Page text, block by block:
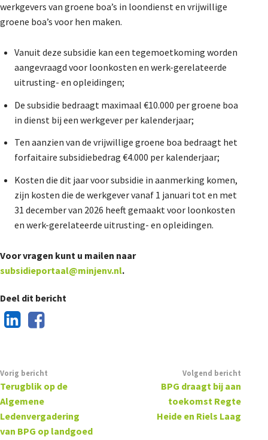
werkgevers van groene boa’s in loondienst en vrijwillige
groene boa’s voor hen maken.
Vanuit deze subsidie kan een tegemoetkoming worden
aangevraagd voor loonkosten en werk-gerelateerde
uitrusting- en opleidingen;
De subsidie bedraagt maximaal €10.000 per groene boa
in dienst bij een werkgever per kalenderjaar;
Ten aanzien van de vrijwillige groene boa bedraagt het
forfaitaire subsidiebedrag €4.000 per kalenderjaar;
Kosten die dit jaar voor subsidie in aanmerking komen,
zijn kosten die de werkgever vanaf 1 januari tot en met
31 december van 2026 heeft gemaakt voor loonkosten
en werk-gerelateerde uitrusting- en opleidingen.
Voor vragen kunt u mailen naar
subsidieportaal@minjenv.nl.
Deel dit bericht
Vorig bericht
Terugblik op de
Algemene
Ledenvergadering
van BPG op landgoed
Volgend bericht
BPG draagt bij aan
toekomst Regte
Heide en Riels Laag